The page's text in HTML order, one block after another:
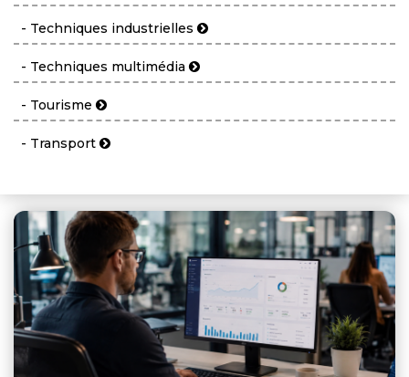
- Techniques industrielles
- Techniques multimédia
- Tourisme
- Transport